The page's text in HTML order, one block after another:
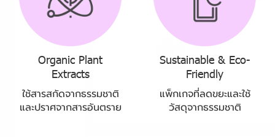
Organic Plant
Extracts
ใช้สารสกัดจากธรรมชาติ
และปราศจากสารอันตราย
Sustainable & Eco-
Friendly
แพ็กเกจที่ลดขยะและใช้
วัสดุจากธรรมชาติ